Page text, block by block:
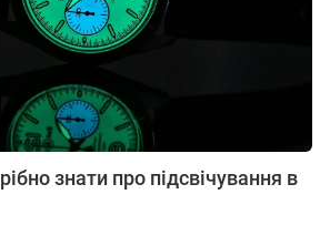
знати про підсвічування в